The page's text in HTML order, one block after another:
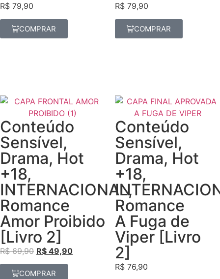
R$ 79,90
COMPRAR
R$ 79,90
COMPRAR
Conteúdo
Sensível,
Drama, Hot
+18,
INTERNACIONAL,
Romance
Amor Proibido
[Livro 2]
R$69,90 R$ 49,90
COMPRAR
Conteúdo
Sensível,
Drama, Hot
+18,
Romance
A Fuga de
Viper [Livro
2]
R$ 76,90